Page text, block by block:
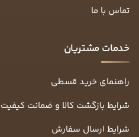
تماس با ما
خدمات مشتریان
راهنمای خرید قسطی
شرایط بازگشت کالا و ضمانت کیفیت
شرایط ارسال سفارش